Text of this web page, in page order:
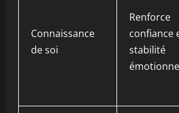
Connaissance
de soi
Renforce
confiance
stabilité